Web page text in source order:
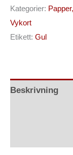
Kategorier:
Vykort
Etikett: Gul
Beskrivning